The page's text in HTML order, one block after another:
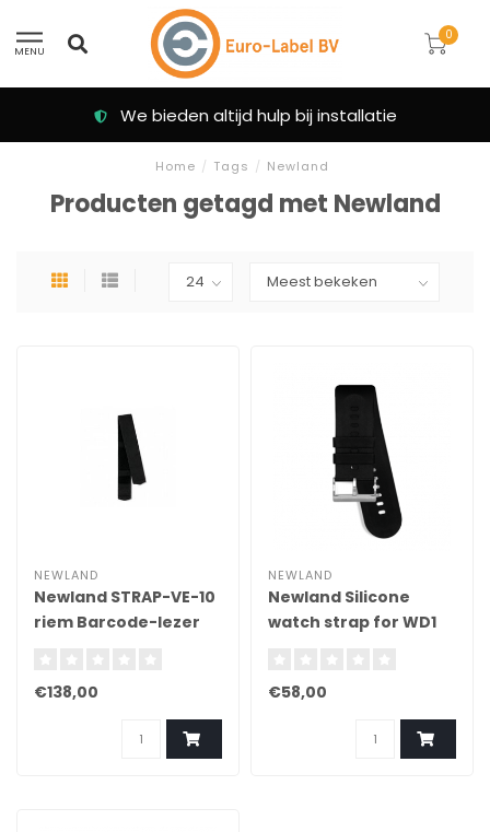
MENU
0
We bieden altijd hulp bij installatie
Home / Tags / Newland
Producten getagd met Newland
NEWLAND
Newland STRAP-VE-10
riem Barcode-lezer
€138,00
NEWLAND
Newland Silicone
watch strap for WD1
€58,00